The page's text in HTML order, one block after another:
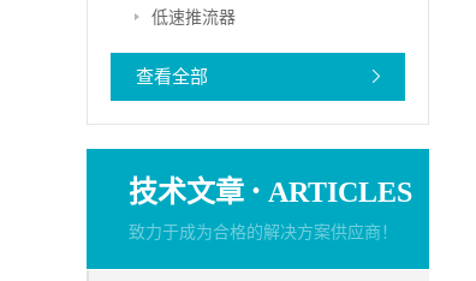
低速推流器
查看全部
技术文章 · ARTICLES
致力于成为合格的解决方案供应商！